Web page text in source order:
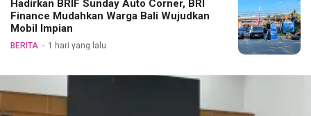
Hadirkan BRIF Sunday Auto Corner, BRI
Finance Mudahkan Warga Bali Wujudkan
Mobil Impian
BERITA 1 hari yang lalu